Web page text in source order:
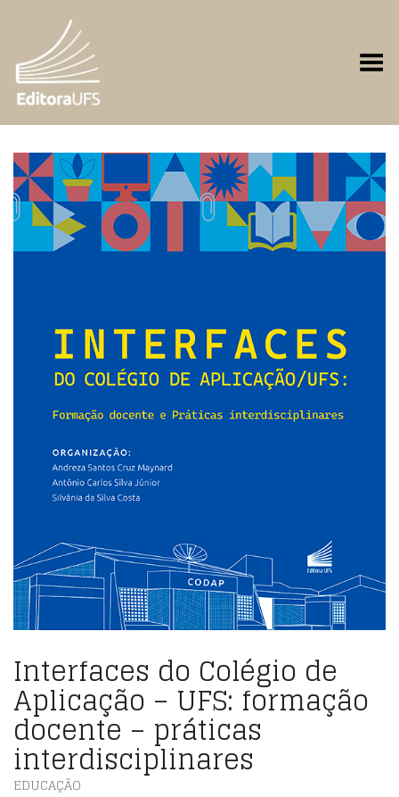
Toggle Menu
Interfaces do Colégio de
Aplicação – UFS: formação
docente – práticas
interdisciplinares
EDUCAÇÃO